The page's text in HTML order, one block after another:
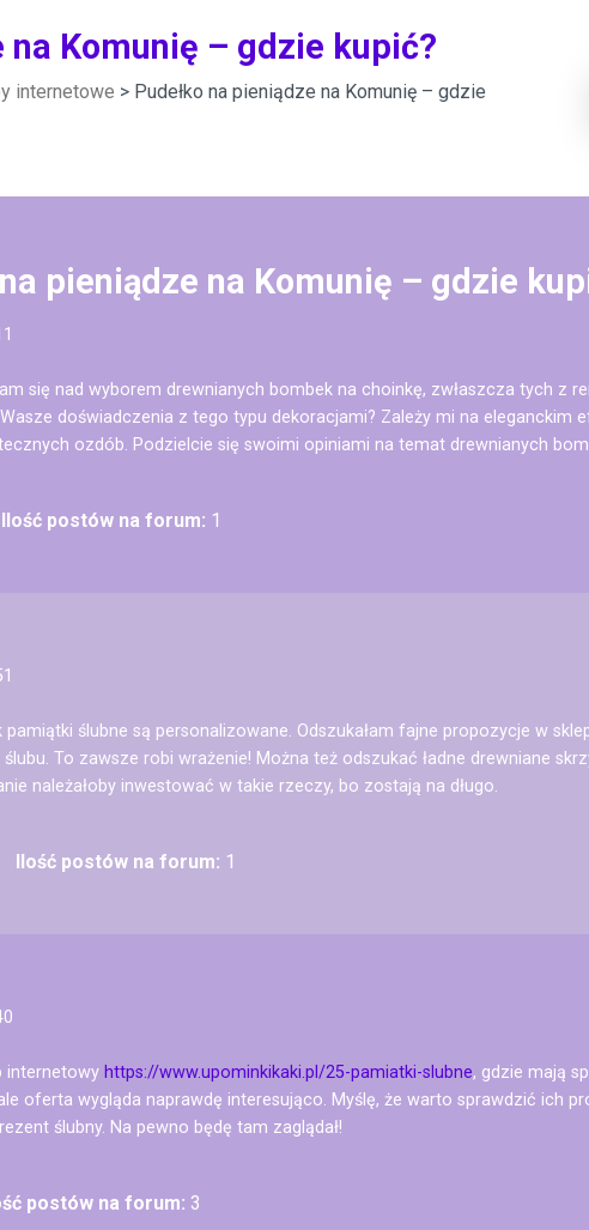
na Komunię – gdzie kupić?
internetowe > Pudełko na pieniądze na Komunię – gdzie
pieniądze na Komunię – gdzie
się nad wyborem drewnianych bombek na choinkę, zwłaszcza tych z
doświadczenia z tego typu dekoracjami? Zależy mi na eleganckim
ozdób. Podzielcie się swoimi opiniami na temat drewnianych
Ilość postów na forum: 1
pamiątki ślubne są personalizowane. Odszukałam fajne propozycje w
ślubu. To zawsze robi wrażenie! Można też odszukać ładne drewniane
należałoby inwestować w takie rzeczy, bo zostają na długo.
Ilość postów na forum: 1
internetowy https://www.upominkikaki.pl/25-pamiatki-slubne, gdzie mają
oferta wygląda naprawdę interesująco. Myślę, że warto sprawdzić ich
ślubny. Na pewno będę tam zaglądał!
postów na forum: 3